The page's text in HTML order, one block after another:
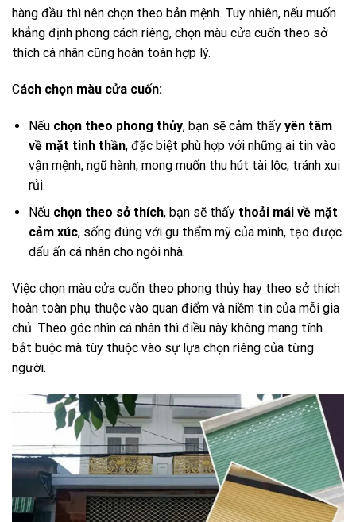
hàng đầu thì nên chọn theo bản mệnh. Tuy nhiên, nếu muốn
khẳng định phong cách riêng, chọn màu cửa cuốn theo sở
thích cá nhân cũng hoàn toàn hợp lý.
Cách chọn màu cửa cuốn:
Nếu chọn theo phong thủy, bạn sẽ cảm thấy yên tâm
về mặt tinh thần, đặc biệt phù hợp với những ai tin vào
vận mệnh, ngũ hành, mong muốn thu hút tài lộc, tránh xui
rủi.
Nếu chọn theo sở thích, bạn sẽ thấy thoải mái về mặt
cảm xúc, sống đúng với gu thẩm mỹ của mình, tạo được
dấu ấn cá nhân cho ngôi nhà.
Việc chọn màu cửa cuốn theo phong thủy hay theo sở thích
hoàn toàn phụ thuộc vào quan điểm và niềm tin của mỗi gia
chủ. Theo góc nhìn cá nhân thì điều này không mang tính
bắt buộc mà tùy thuộc vào sự lựa chọn riêng của từng
người.